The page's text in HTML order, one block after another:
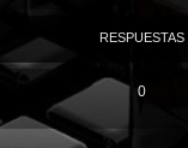
RESPUESTAS
0